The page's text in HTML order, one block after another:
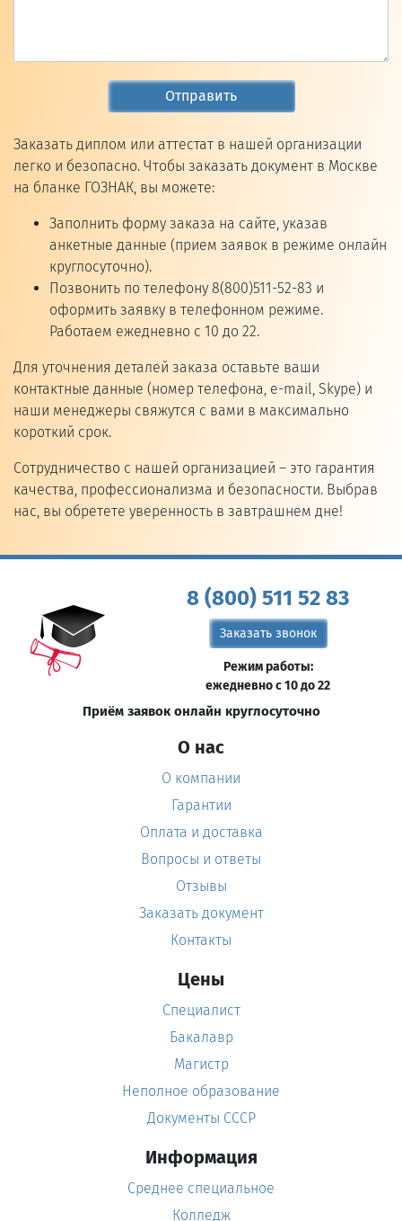
Отправить
Заказать диплом или аттестат в нашей организации
легко и безопасно. Чтобы заказать документ в Москве
на бланке ГОЗНАК, вы можете:
Заполнить форму заказа на сайте, указав
анкетные данные (прием заявок в режиме онлайн
круглосуточно).
Позвонить по телефону 8(800)511-52-83 и
оформить заявку в телефонном режиме.
Работаем ежедневно с 10 до 22.
Для уточнения деталей заказа оставьте ваши
контактные данные (номер телефона, e-mail, Skype) и
наши менеджеры свяжутся с вами в максимально
короткий срок.
Сотрудничество с нашей организацией – это гарантия
качества, профессионализма и безопасности. Выбрав
нас, вы обретете уверенность в завтрашнем дне!
8 (800) 511 52 83
Заказать звонок
Режим работы:
ежедневно с 10 до 22
Приём заявок онлайн круглосуточно
О нас
О компании
Гарантии
Оплата и доставка
Вопросы и ответы
Отзывы
Заказать документ
Контакты
Цены
Специалист
Бакалавр
Магистр
Неполное образование
Документы СССР
Информация
Среднее специальное
Колледж